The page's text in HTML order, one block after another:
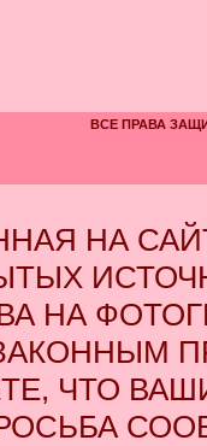
ВСЕ ПРАВА
НА
НА
ЧТО